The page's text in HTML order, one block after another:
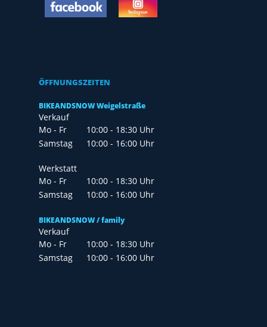
ÖFFNUNGSZEITEN
BIKEANDSNOW Weigelstraße
Verkauf
Mo - Fr
10:00 - 18:30 Uhr
Samstag
10:00 - 16:00 Uhr
Werkstatt
Mo - Fr
10:00 - 18:30 Uhr
Samstag
10:00 - 16:00 Uhr
BIKEANDSNOW / family
Verkauf
Mo - Fr
10:00 - 18:30 Uhr
Samstag
10:00 - 16:00 Uhr